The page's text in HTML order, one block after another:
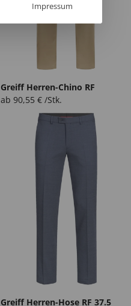
Greiff Herren-Chino RF
ab 90,55 € /Stk.
Greiff Herren-Hose RF 37.5
Impressum